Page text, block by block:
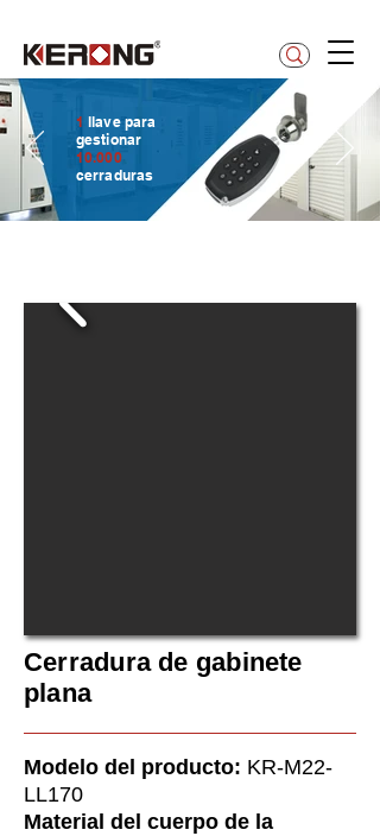
1 llave para
gestionar
10.000
cerraduras
Cerradura de gabinete
plana
Modelo del producto: KR-M22-
LL170
Material del cuerpo de la